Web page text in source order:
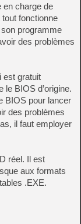
en charge de
fonctionne
programme
des problèmes
est gratuit
le BIOS d’origine.
BIOS pour lancer
des problèmes
il faut employer
réel. Il est
aux formats
.EXE.